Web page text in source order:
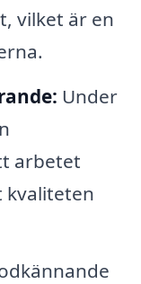
vilket är en
Under
arbetet
kvaliteten